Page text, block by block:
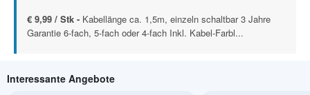
€ 9,99 / Stk - Kabellänge ca. 1,5m, einzeln schaltbar 3 Jahre
Garantie 6-fach, 5-fach oder 4-fach Inkl. Kabel-Farbl...
Interessante Angebote